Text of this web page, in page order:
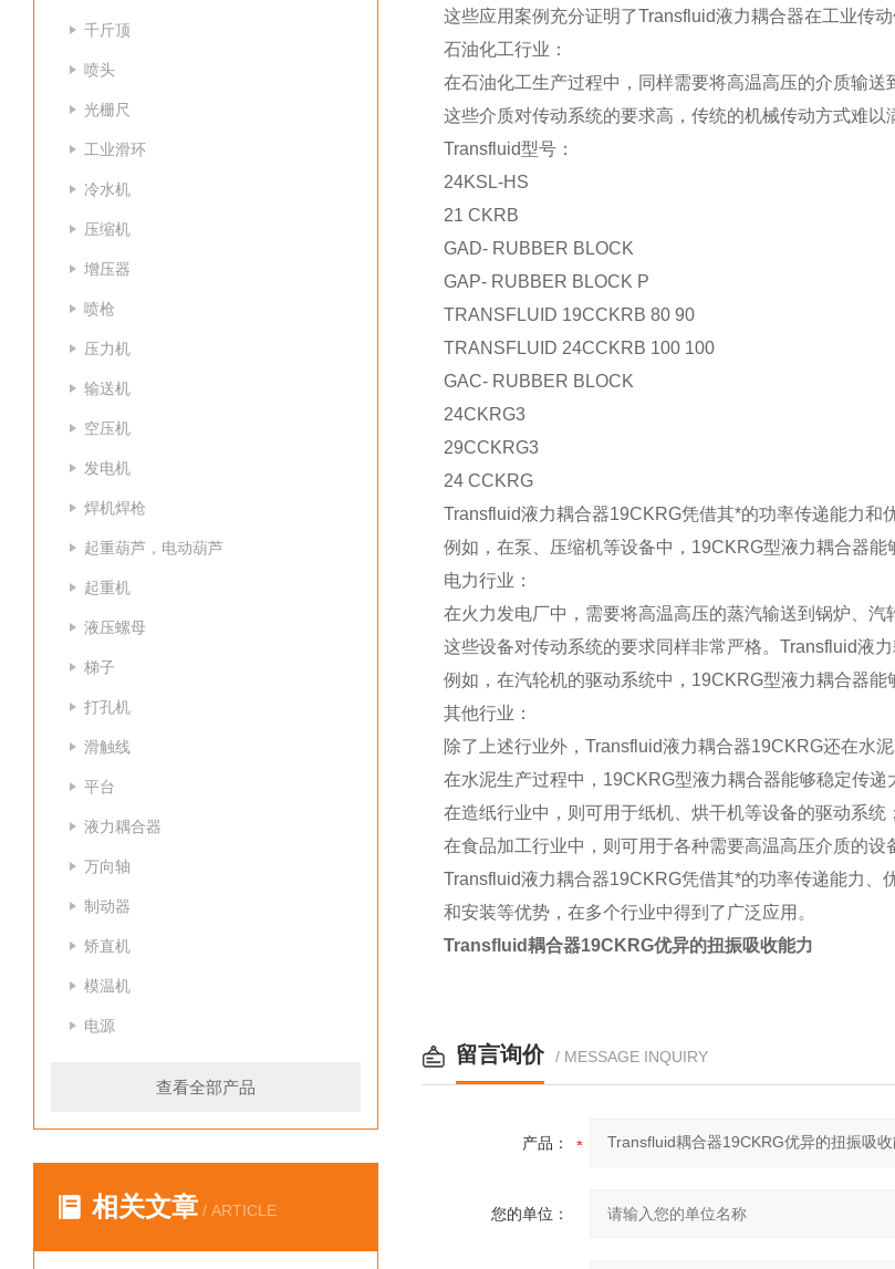
千斤顶
喷头
光栅尺
工业滑环
冷水机
压缩机
增压器
喷枪
压力机
输送机
空压机
发电机
焊机焊枪
起重葫芦，电动葫芦
起重机
液压螺母
梯子
打孔机
滑触线
平台
液力耦合器
万向轴
制动器
矫直机
模温机
电源
查看全部产品
相关文章 / ARTICLE
这些应用案例充分证明了Transfluid液力耦合器在工业传
石油化工行业：
在石油化工生产过程中，同样需要将高温高压的介质输送
这些介质对传动系统的要求高，传统的机械传动方式难以
Transfluid型号：
24KSL-HS
21 CKRB
GAD- RUBBER BLOCK
GAP- RUBBER BLOCK P
TRANSFLUID 19CCKRB 80 90
TRANSFLUID 24CCKRB 100 100
GAC- RUBBER BLOCK
24CKRG3
29CCKRG3
24 CCKRG
Transfluid液力耦合器19CKRG凭借其*的功率传递能力和
例如，在泵、压缩机等设备中，19CKRG型液力耦合器能
电力行业：
在火力发电厂中，需要将高温高压的蒸汽输送到锅炉、汽
这些设备对传动系统的要求同样非常严格。Transfluid液
例如，在汽轮机的驱动系统中，19CKRG型液力耦合器
其他行业：
除了上述行业外，Transfluid液力耦合器19CKRG还在水
在水泥生产过程中，19CKRG型液力耦合器能够稳定传递
在造纸行业中，则可用于纸机、烘干机等设备的驱动系统；
在食品加工行业中，则可用于各种需要高温高压介质的设
Transfluid液力耦合器19CKRG凭借其*的功率传递能力
和安装等优势，在多个行业中得到了广泛应用。
Transfluid耦合器19CKRG优异的扭振吸收能力
留言询价 / MESSAGE INQUIRY
产品：
您的单位：